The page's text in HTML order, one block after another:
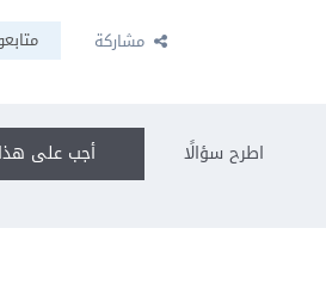
مشاركة
أجب على اطرح سؤالًا